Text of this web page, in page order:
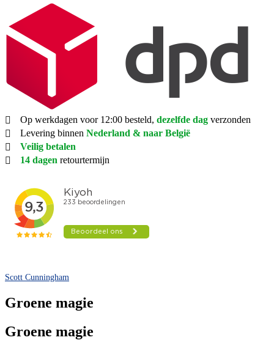
Op werkdagen voor 12:00 besteld, dezelfde dag verzonden
Levering binnen Nederland & naar België
Veilig betalen
14 dagen retourtermijn
Scott Cunningham
Groene magie
Groene magie